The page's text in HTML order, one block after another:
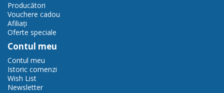
Producători
Vouchere cadou
Afiliaţi
Oferte speciale
Contul meu
Contul meu
Istoric comenzi
Wish List
Newsletter